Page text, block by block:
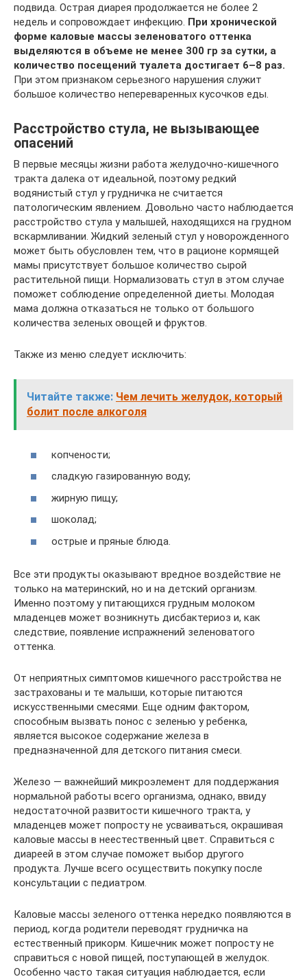
подвида. Острая диарея продолжается не более 2
недель и сопровождает инфекцию. При хронической
форме каловые массы зеленоватого оттенка
выделяются в объеме не менее 300 гр за сутки, а
количество посещений туалета достигает 6–8 раз.
При этом признаком серьезного нарушения служит
большое количество непереваренных кусочков еды.
Расстройство стула, не вызывающее
опасений
В первые месяцы жизни работа желудочно-кишечного
тракта далека от идеальной, поэтому редкий
водянистый стул у грудничка не считается
патологическим явлением. Довольно часто наблюдается
расстройство стула у малышей, находящихся на грудном
вскармливании. Жидкий зеленый стул у новорожденного
может быть обусловлен тем, что в рационе кормящей
мамы присутствует большое количество сырой
растительной пищи. Нормализовать стул в этом случае
поможет соблюдение определенной диеты. Молодая
мама должна отказаться не только от большого
количества зеленых овощей и фруктов.
Также из меню следует исключить:
Читайте также: Чем лечить желудок, который
болит после алкоголя
копчености;
сладкую газированную воду;
жирную пищу;
шоколад;
острые и пряные блюда.
Все эти продукты оказывают вредное воздействие не
только на материнский, но и на детский организм.
Именно поэтому у питающихся грудным молоком
младенцев может возникнуть дисбактериоз и, как
следствие, появление испражнений зеленоватого
оттенка.
От неприятных симптомов кишечного расстройства не
застрахованы и те малыши, которые питаются
искусственными смесями. Еще одним фактором,
способным вызвать понос с зеленью у ребенка,
является высокое содержание железа в
предназначенной для детского питания смеси.
Железо — важнейший микроэлемент для поддержания
нормальной работы всего организма, однако, ввиду
недостаточной развитости кишечного тракта, у
младенцев может попросту не усваиваться, окрашивая
каловые массы в неестественный цвет. Справиться с
диареей в этом случае поможет выбор другого
продукта. Лучше всего осуществить покупку после
консультации с педиатром.
Каловые массы зеленого оттенка нередко появляются в
период, когда родители переводят грудничка на
естественный прикорм. Кишечник может попросту не
справиться с новой пищей, поступающей в желудок.
Особенно часто такая ситуация наблюдается, если